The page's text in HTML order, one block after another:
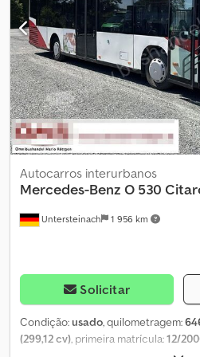
Untersteinach 1 956 km
Autocarros interurbanos
Mercedes-Benz O 530
Solicitar
Condição:usado, quilometragem:
(299,12 cv), primeira matrícula:12/